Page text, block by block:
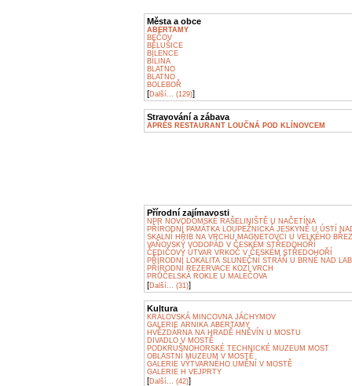
Města a obce
ABERTAMY
BEČOV
BĚLUŠICE
BÍLENCE
BÍLINA
BLATNO
BLATNO
BOLEBOŘ
[Další... (129)]
Stravování a zábava
APRÉS RESTAURANT LOUČNÁ POD KLÍNOVCEM
Přírodní zajímavosti
NPR NOVODOMSKÉ RAŠELINIŠTĚ U NAČETÍNA
PŘÍRODNÍ PAMÁTKA LOUPEŽNICKÁ JESKYNĚ U ÚSTÍ
SKALNÍ HŘIB NA VRCHU MAGNETOVCI U VELKÉHO
VAŇOVSKÝ VODOPÁD V ČESKÉM STŘEDOHOŘÍ
ČEDIČOVÝ ÚTVAR VRKOČ V ČESKÉM STŘEDOHOŘÍ
PŘÍRODNÍ LOKALITA SLUNEČNÍ STRÁŇ U BRNÉ NAD
PŘÍRODNÍ REZERVACE KOZÍ VRCH
PRŮČELSKÁ ROKLE U MALEČOVA
[Další... (31)]
Kultura
KRÁLOVSKÁ MINCOVNA JÁCHYMOV
GALERIE ARNIKA ABERTAMY
HVĚZDÁRNA NA HRADĚ HNĚVÍN U MOSTU
DIVADLO V MOSTĚ
PODKRUŠNOHORSKÉ TECHNICKÉ MUZEUM MOST
OBLASTNÍ MUZEUM V MOSTĚ
GALERIE VÝTVARNÉHO UMĚNÍ V MOSTĚ
GALERIE H VEJPRTY
[Další... (42)]